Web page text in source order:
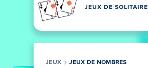
JEUX DE SOLITAIRE
JEUX JEUX DE NOMBRES